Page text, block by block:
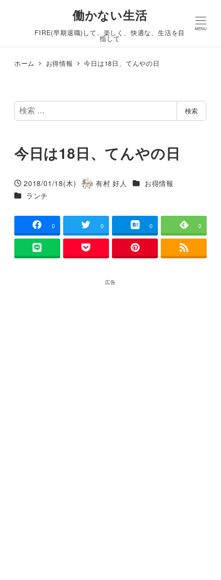
働かない生活
FIRE(早期退職)して、楽しく、快適な、生活を目
指して
MENU
ホーム お得情報 今日は18日、てんやの日
検
索
検索
今日は18日、てんやの日
投稿日
2018/01/18(木)
著
有村 好人 カテゴリー
お得情報
カテゴリー
ランチ
0 0 0 0
広告